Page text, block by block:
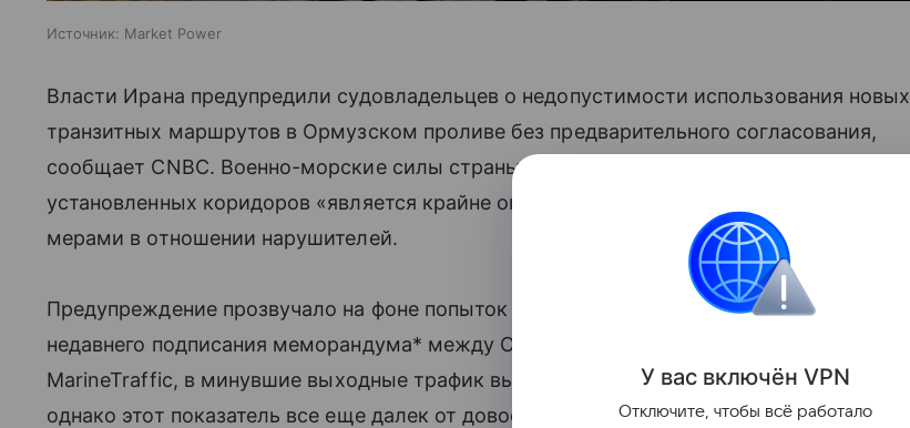
Источник: Market Power
Власти Ирана предупредили судовладельцев о недопустимости использования новых
транзитных маршрутов в Ормузском проливе без предварительного согласования,
сообщает CNBC. Военно-морские силы страны заявили, что навигация вне
установленных коридоров «является крайне опасной и запрещенной», пригрозив
мерами в отношении нарушителей.
Предупреждение прозвучало на фоне попыток восстановить судоходство после
недавнего подписания меморандума* между США и Ираном. По данным сервиса
MarineTraffic, в минувшие выходные трафик вырос в три раза и достиг 93 транзитов,
однако этот показатель все еще далек от довоенного уровня, когда пролив ежедневно
У вас включён VPN
Отключите, чтобы всё работало